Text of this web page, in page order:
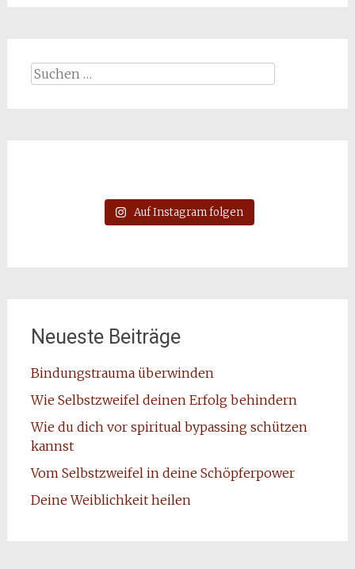
Suchen
Auf Instagram folgen
Neueste Beiträge
Bindungstrauma überwinden
Wie Selbstzweifel deinen Erfolg behindern
Wie du dich vor spiritual bypassing schützen
kannst
Vom Selbstzweifel in deine Schöpferpower
Deine Weiblichkeit heilen